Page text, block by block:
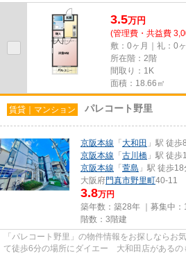
使いいただける駅は2駅あり、行...
3.5万円
(管理費・共益費
敷：0ヶ月｜礼：0
所在階：2階
間取り：1K
面積：18.66㎡
賃貸｜マンション パレコート野里
京阪本線 「 大和田 」駅 徒歩
京阪本線 「 古川橋 」駅 徒歩
京阪本線 「 萱島 」駅 徒歩18
大阪府門真市野里町40-11
3.8万円
築年数：築28年 ｜募集中：
階数：3階建
「パレコート野里」の物件情報をお探しならお
て徒歩6分の場所にダイエー 大和田店があるの